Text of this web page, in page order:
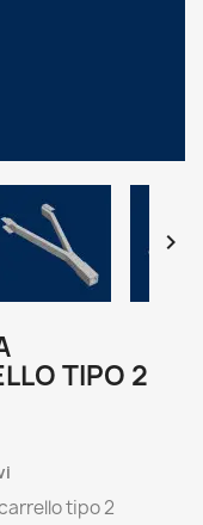

TIPO 2
tipo 2